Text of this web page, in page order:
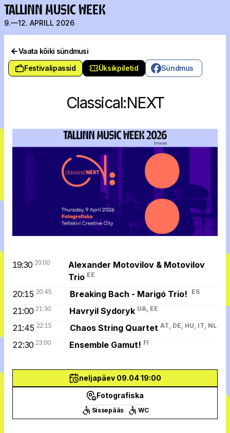
TALLINN MUSIC WEEK
9.—12. APRILL 2026
Vaata kõiki sündmusi
Festivalipassid
Üksikpiletid Sündmus
Classical:NEXT
neljapäev 09.04 19:00
Fotografiska
Sissepääs WC
19:30 20:00
Alexander Motovilov & Motovilov
Trio EE
20:15 20:45 Breaking Bach - Marigó Trio! ES
21:00 21:30 Havryil Sydoryk UA, EE
21:45 22:15 Chaos String Quartet AT, DE, HU, IT, NL
22:30 23:00 Ensemble Gamut! FI